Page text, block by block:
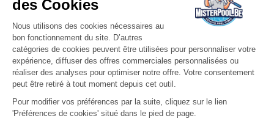
Bonne nouvelle! En configurant votre piscine sur
personnalisé pour ce produit,pour paramétrer
votre piscine.>